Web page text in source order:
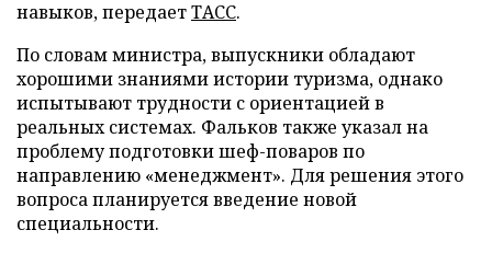
навыков, передаетТАСС.
По словам министра, выпускники обладают
хорошими знаниями истории туризма, однако
испытывают трудности с ориентацией в
реальных системах. Фальков также указал на
проблему подготовки шеф-поваров по
направлению «менеджмент». Для решения этого
вопроса планируется введение новой
специальности.